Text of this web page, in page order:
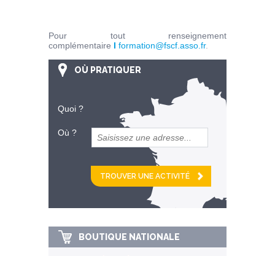
Pour tout renseignement
complémentaire I formation@fscf.asso.fr.
OÙ PRATIQUER
Quoi ?
Où ?
et
km alentour
BOUTIQUE NATIONALE